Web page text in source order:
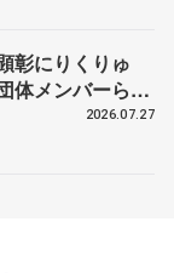
彰にりくりゅ
体メンバーら
式、ブルーノ・
2026.07.27